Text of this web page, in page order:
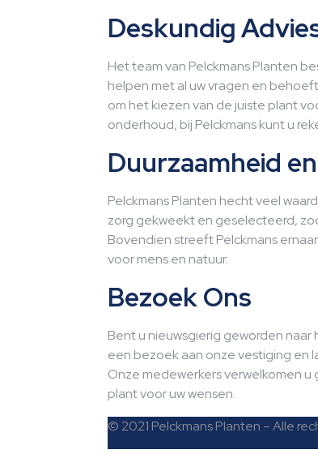
Deskundig
Het team van Pelckmans Planten
helpen met al uw vragen en
om het kiezen van de juiste plant
onderhoud, bij Pelckmans kunt u
Duurzaamheid
Pelckmans Planten hecht veel
zorg gekweekt en geselecteerd,
Bovendien streeft Pelckmans
voor mens en natuur.
Bezoek Ons
Bent u nieuwsgierig geworden
een bezoek aan onze vestiging en
Onze medewerkers verwelkomen
plant voor uw wensen.
© 2021 Pelckmans Planten – Alle